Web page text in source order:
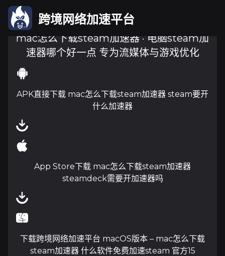
跨境网络加速平台
mac怎么下载steam加速器 · 电脑steam加
速器哪个好一点 专为流媒体与游戏优化
APK直接下载 mac怎么下载steam加速器 steam要开
什么加速器
App Store下载 mac怎么下载steam加速器
steamdeck需要开加速器吗
下载跨境网络加速平台 macOS版本 – mac怎么下载
steam加速器 什么软件免费加速steam 官方15